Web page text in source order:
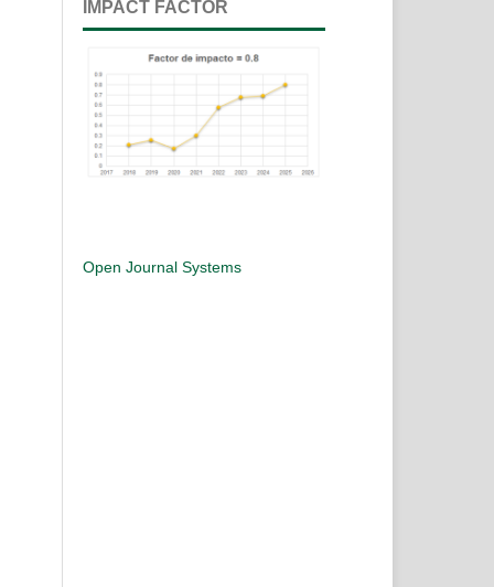
IMPACT FACTOR
Open Journal Systems